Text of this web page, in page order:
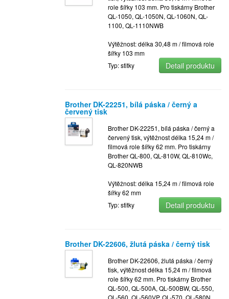
role šířky 103 mm. Pro tiskárny Brother
QL-1050, QL-1050N, QL-1060N, QL-
1100, QL-1110NWB
Výtěžnost: délka 30,48 m / filmová role
šířky 103 mm
Typ: stitky
Detail produktu
Brother DK-22251, bílá páska / černý a
červený tisk
Brother DK-22251, bílá páska / černý a
červený tisk, výtěžnost délka 15,24 m /
filmová role šířky 62 mm. Pro tiskárny
Brother QL-800, QL-810W, QL-810Wc,
QL-820NWB
Výtěžnost: délka 15,24 m / filmová role
šířky 62 mm
Typ: stitky
Detail produktu
Brother DK-22606, žlutá páska / černý tisk
Brother DK-22606, žlutá páska / černý
tisk, výtěžnost délka 15,24 m / filmová
role šířky 62 mm. Pro tiskárny Brother
QL-500, QL-500A, QL-500BW, QL-550,